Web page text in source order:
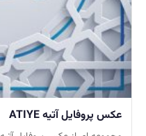
عکس پروفایل آتیه ATIYE